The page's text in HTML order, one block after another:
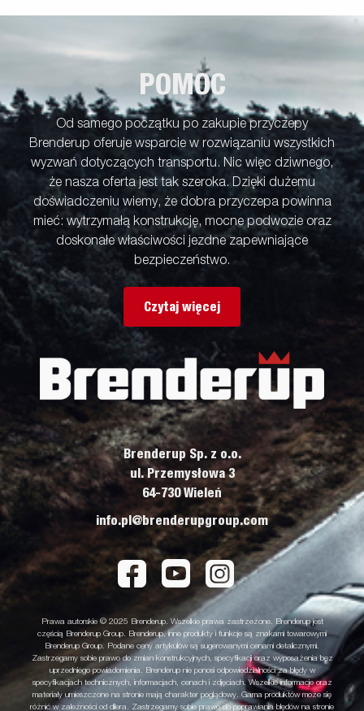
POMOC
Od samego początku po zakupie przyczepy
Brenderup oferuje wsparcie w rozwiązaniu wszystkich
wyzwań dotyczących transportu. Nic więc dziwnego,
że nasza oferta jest tak szeroka. Dzięki dużemu
doświadczeniu wiemy, że dobra przyczepa powinna
mieć: wytrzymałą konstrukcję, mocne podwozie oraz
doskonałe właściwości jezdne zapewniające
bezpieczeństwo.
Czytaj więcej
Brenderup Sp. z o.o.
ul. Przemysłowa 3
64-730 Wieleń
info.pl@brenderupgroup.com
Prawa autorskie © 2025 Brenderup. Wszelkie prawa zastrzeżone. Brenderup jest
częścią Brenderup Group. Brenderup, inne produkty i funkcje są znakami towarowymi
Brenderup Group. Podane ceny artykułów są sugerowanymi cenami detalicznymi.
Zastrzegamy sobie prawo do zmian konstrukcyjnych, specyfikacji oraz wyposażenia bez
uprzedniego powiadomienia. Brenderup nie ponosi odpowiedzialności za błędy w
specyfikacjach technicznych, informacjach, cenach i zdjęciach. Wszelkie informacje oraz
materiały umieszczone na stronie mają charakter poglądowy. Gama produktów może się
różnić w zależności od dilera. Zastrzegamy sobie prawo do poprawiania błędów na stronie